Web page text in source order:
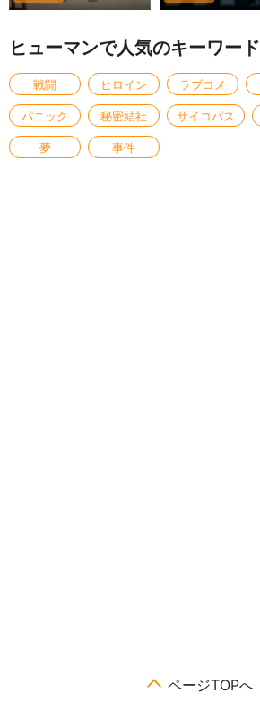
ヒューマンで人気のキーワード
戦闘 ヒロイン ラブコメ
パニック 秘密結社 サイコパス
夢 事件
ページTOPへ